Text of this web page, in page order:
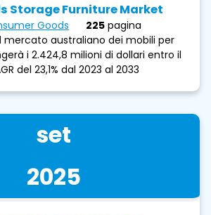
Storage Furniture Market
Goods 225 pagina
mercato australiano dei mobili per
i 2.424,8 milioni di dollari entro il
del 23,1% dal 2023 al 2033
set
2025